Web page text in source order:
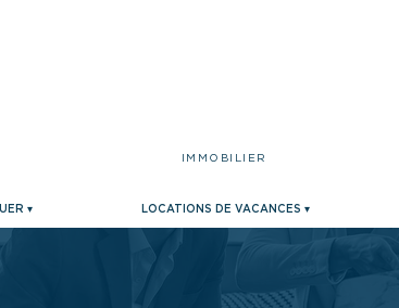
IMMOBILIER
▾ LOCATIONS DE VACANCES ▾